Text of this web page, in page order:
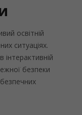
освітній
ситуаціях.
безпеки